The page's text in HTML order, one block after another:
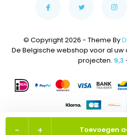
+
- Toevoegen
© Copyright 2026 - Theme By
De Belgische webshop voor al
projecten. 9,3